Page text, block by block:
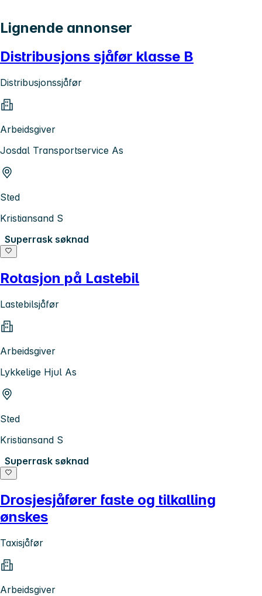
Lignende annonser
Distribusjons sjåfør klasse B
Distribusjonssjåfør
Arbeidsgiver
Josdal Transportservice As
Sted
Kristiansand S
Superrask søknad
Rotasjon på Lastebil
Lastebilsjåfør
Arbeidsgiver
Lykkelige Hjul As
Sted
Kristiansand S
Superrask søknad
Drosjesjåfører faste og tilkalling
ønskes
Taxisjåfør
Arbeidsgiver